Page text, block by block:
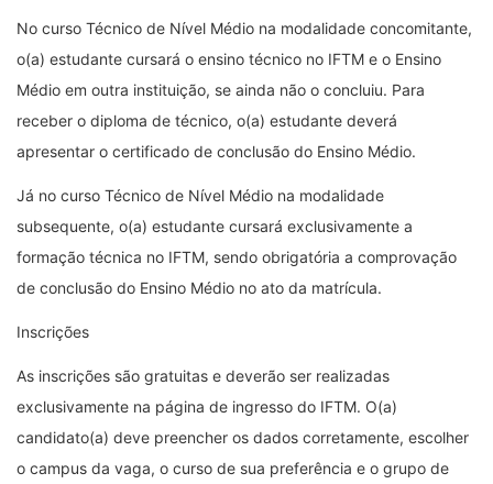
No curso Técnico de Nível Médio na modalidade concomitante,
o(a) estudante cursará o ensino técnico no IFTM e o Ensino
Médio em outra instituição, se ainda não o concluiu. Para
receber o diploma de técnico, o(a) estudante deverá
apresentar o certificado de conclusão do Ensino Médio.
Já no curso Técnico de Nível Médio na modalidade
subsequente, o(a) estudante cursará exclusivamente a
formação técnica no IFTM, sendo obrigatória a comprovação
de conclusão do Ensino Médio no ato da matrícula.
Inscrições
As inscrições são gratuitas e deverão ser realizadas
exclusivamente na página de ingresso do IFTM. O(a)
candidato(a) deve preencher os dados corretamente, escolher
o campus da vaga, o curso de sua preferência e o grupo de